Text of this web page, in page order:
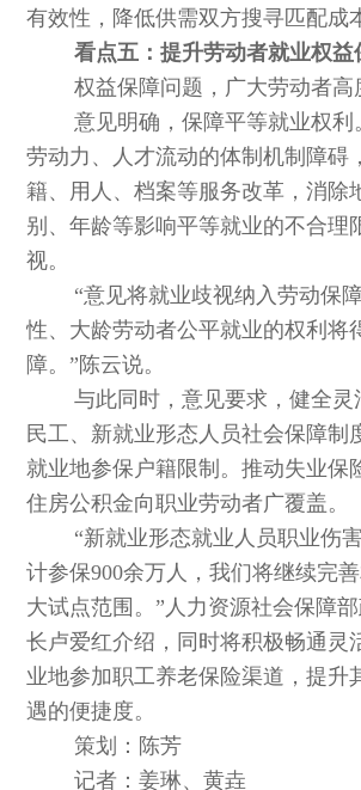
有效性，降低供需双方搜寻匹配成
看点五：提升劳动者就业权益
权益保障问题，广大劳动者高
意见明确，保障平等就业权利
劳动力、人才流动的体制机制障碍
籍、用人、档案等服务改革，消除
别、年龄等影响平等就业的不合理
视。
“意见将就业歧视纳入劳动保
性、大龄劳动者公平就业的权利将
障。”陈云说。
与此同时，意见要求，健全灵
民工、新就业形态人员社会保障制
就业地参保户籍限制。推动失业保
住房公积金向职业劳动者广覆盖。
“新就业形态就业人员职业伤
计参保900余万人，我们将继续完
大试点范围。”人力资源社会保障
长卢爱红介绍，同时将积极畅通灵
业地参加职工养老保险渠道，提升
遇的便捷度。
策划：陈芳
记者：姜琳、黄垚